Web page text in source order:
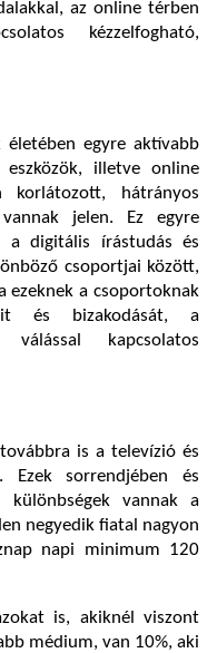
az online térben
kézzelfogható,
egyre aktívabb
illetve online
korlátozott, hátrányos
jelen. Ez egyre
a digitális írástudás és
csoportjai között,
ezeknek a csoportoknak
és bizakodását, a
kapcsolatos
is a televízió és
sorrendjében és
különbségek vannak a
negyedik fiatal nagyon
napi minimum 120
is, akiknél viszont
médium, van 10%, aki